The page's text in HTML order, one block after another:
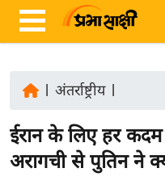
ज़ा
ख
अंतर्राष्ट्रीय|
ईरान के लिए हर
अरागची से पुतिन ने